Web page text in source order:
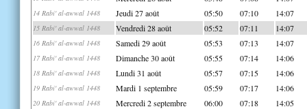
14 Rabi' al-awwal 1448 Jeudi 27 août 05:50 07:10 14:07
15 Rabi' al-awwal 1448 Vendredi 28 août 05:52 07:11 14:07
16 Rabi' al-awwal 1448 Samedi 29 août 05:53 07:13 14:07
17 Rabi' al-awwal 1448 Dimanche 30 août 05:55 07:14 14:06
18 Rabi' al-awwal 1448 Lundi 31 août 05:57 07:15 14:06
19 Rabi' al-awwal 1448 Mardi 1 septembre 05:59 07:17 14:06
20 Rabi' al-awwal 1448 Mercredi 2 septembre 06:00 07:18 14:05